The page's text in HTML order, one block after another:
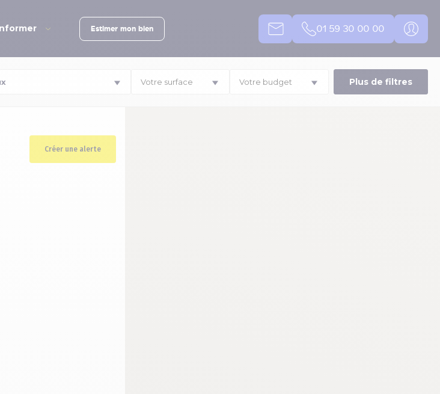
Estimer mon bien 01 59 30 00 00
Votre surface Votre budget Plus de filtres
Créer une alerte